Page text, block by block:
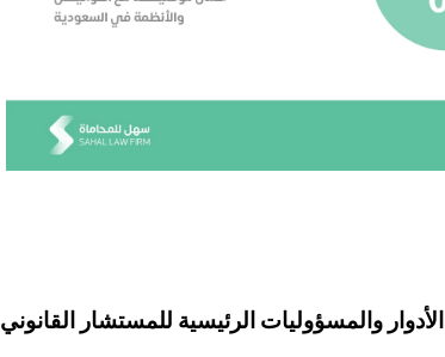
الأدوار والمسؤوليات الرئيسية للمستشار القانوني